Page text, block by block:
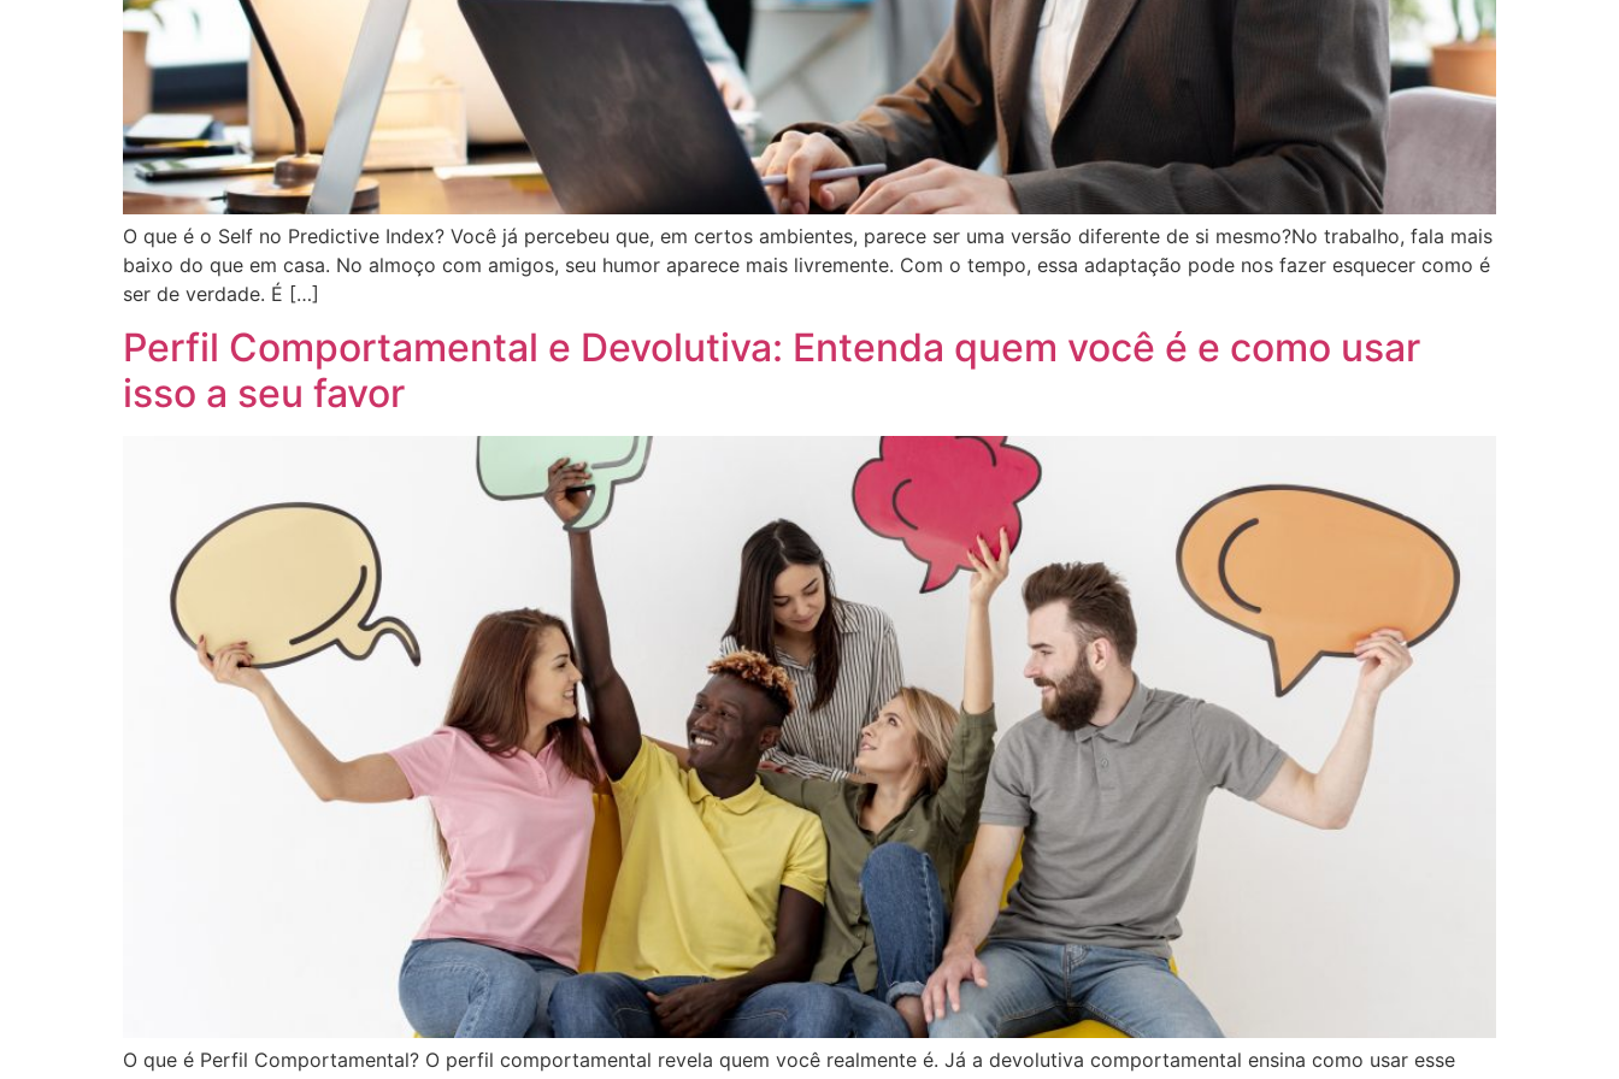
O que é o Self no Predictive Index? Você já percebeu que, em certos ambientes, parece ser uma versão diferente de si mesmo?No trabalho, fala mais
baixo do que em casa. No almoço com amigos, seu humor aparece mais livremente. Com o tempo, essa adaptação pode nos fazer esquecer como é
ser de verdade. É […]
Perfil Comportamental e Devolutiva: Entenda quem você é e como usar
isso a seu favor
O que é Perfil Comportamental? O perfil comportamental revela quem você realmente é. Já a devolutiva comportamental ensina como usar esse